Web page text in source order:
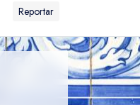
Reportar